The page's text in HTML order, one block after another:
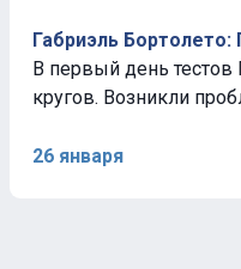
Габриэль
В первый день тестов
кругов. Возникли
26 января